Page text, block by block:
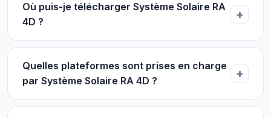
Où puis-je télécharger Système Solaire RA
4D ?
Quelles plateformes sont prises en charge
par Système Solaire RA 4D ?